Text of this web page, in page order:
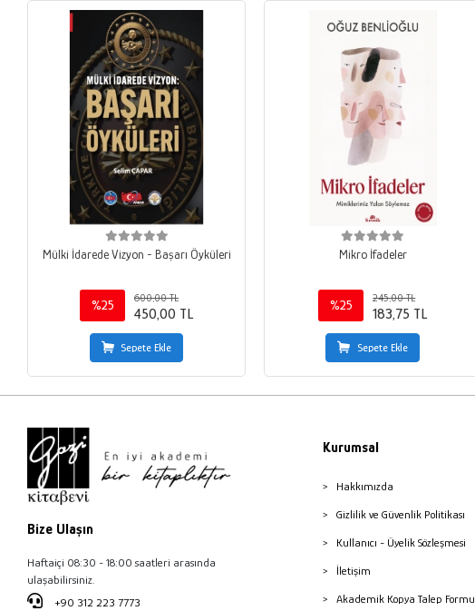
Mülki İdarede Vizyon - Başarı Öyküleri
%25
600,00 TL
450,00 TL
Sepete Ekle
Mikro İfadeler
%25
245,00 TL
183,75 TL
Sepete Ekle
Bize Ulaşın
Haftaiçi 08:30 - 18:00 saatleri arasında
ulaşabilirsiniz.
+90 312 223 7773
Kurumsal
Hakkımızda
Gizlilik ve Güvenlik Politikası
Kullanıcı - Üyelik Sözleşmesi
İletişim
Akademik Kopya Talep Formu